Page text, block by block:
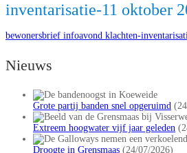
inventarisatie-11 oktober
bewonersbrief infoavond klachten-
Nieuws
Grote partij banden snel opgeruimd
Extreem hoogwater vijf jaar geleden
Droogte in Grensmaas (24/07/2026)